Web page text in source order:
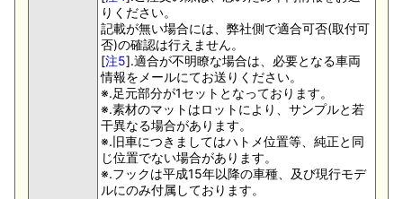
りください。
記載が無い場合には、弊社側で適合可否(取付可
否)の確認は行えません。
[注5].適合が不明瞭な場合は、必要となる車両
情報をメールにてお送りください。
※.足元部分が1セットとなっております。
※.素材のマットはロットにより、サンプルと若
干異なる場合があります。
※.旧車につきましてはハトメ位置等、純正と同
じ位置でない場合があります。
※.フックは平成15年以降の車種、及び現行モデ
ルにのみ付属しております。